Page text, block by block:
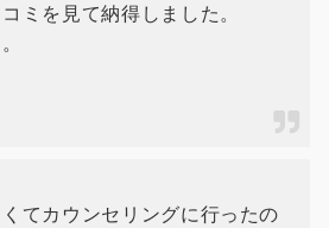
ミを見て納得しました。
てカウンセリングに行ったの